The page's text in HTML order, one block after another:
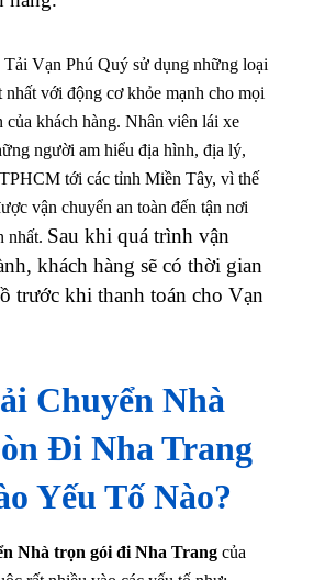
Vạn Phú Quý sử dụng những loại
nhất với động cơ khỏe mạnh cho mọi
của khách hàng. Nhân viên lái xe
người am hiểu địa hình, địa lý,
tới các tỉnh Miền Tây, vì thế
vận chuyển an toàn đến tận nơi
nhất. Sau khi quá trình vận
khách hàng sẽ có thời gian
trước khi thanh toán cho Vạn
Chuyển Nhà
Đi Nha Trang
Yếu Tố Nào?
Nhà trọn gói đi Nha Trang của